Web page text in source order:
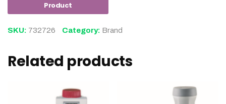
SKU: 732726 Category: Brand
Related products